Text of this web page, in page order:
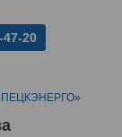
47-20